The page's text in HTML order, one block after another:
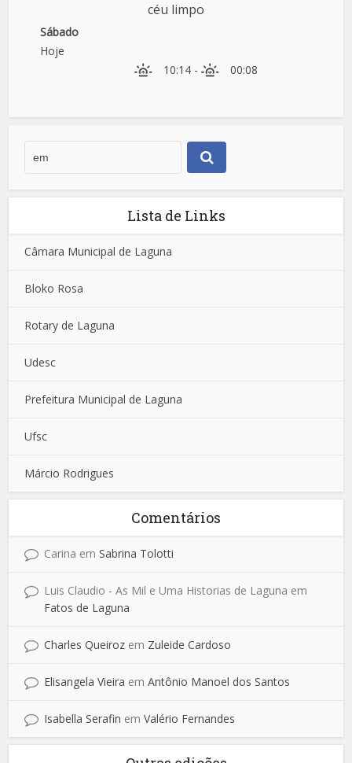
céu limpo
Sábado
Hoje
10:14- 00:08
Lista de Links
Câmara Municipal de Laguna
Bloko Rosa
Rotary de Laguna
Udesc
Prefeitura Municipal de Laguna
Ufsc
Márcio Rodrigues
Comentários
Carina emSabrina Tolotti
Luis Claudio - As Mil e Uma Historias de Laguna em
Fatos de Laguna
Charles Queiroz em Zuleide Cardoso
Elisangela Vieira emAntônio Manoel dos Santos
Isabella Serafin emValério Fernandes